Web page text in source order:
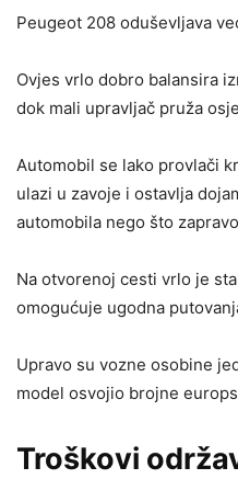
Peugeot 208 oduševljava
Ovjes vrlo dobro balansira
dok mali upravljač pruža
Automobil se lako provlači
ulazi u zavoje i ostavlja
automobila nego što
Na otvorenoj cesti vrlo je
omogućuje ugodna
Upravo su vozne osobine
model osvojio brojne
Troškovi